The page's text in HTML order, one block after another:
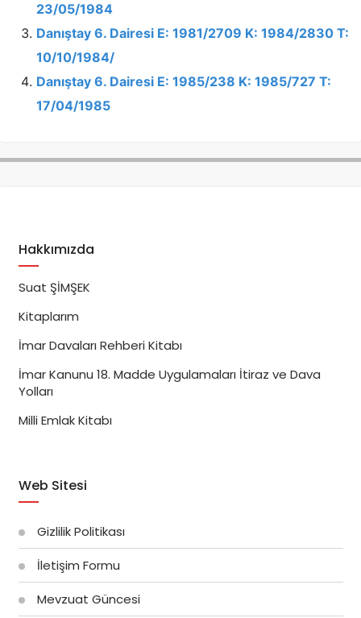
23/05/1984
Danıştay 6. Dairesi E: 1981/2709 K: 1984/2830 T:
10/10/1984/
Danıştay 6. Dairesi E: 1985/238 K: 1985/727 T:
17/04/1985
Hakkımızda
Suat ŞİMŞEK
Kitaplarım
İmar Davaları Rehberi Kitabı
İmar Kanunu 18. Madde Uygulamaları İtiraz ve Dava
Yolları
Milli Emlak Kitabı
Web Sitesi
Gizlilik Politikası
İletişim Formu
Mevzuat Güncesi